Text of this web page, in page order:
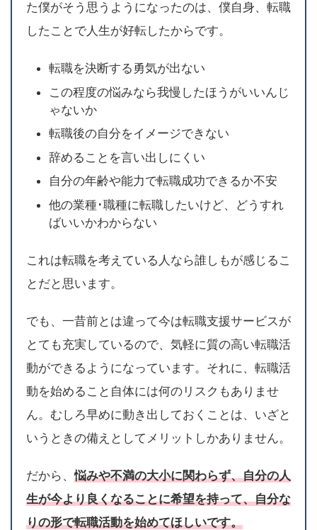
た僕がそう思うようになったのは、僕自身、転職
したことで人生が好転したからです。
転職を決断する勇気が出ない
この程度の悩みなら我慢したほうがいいんじ
ゃないか
転職後の自分をイメージできない
辞めることを言い出しにくい
自分の年齢や能力で転職成功できるか不安
他の業種･職種に転職したいけど、どうすれ
ばいいかわからない
これは転職を考えている人なら誰しもが感じるこ
とだと思います。
でも、一昔前とは違って今は転職支援サービスが
とても充実しているので、気軽に質の高い転職活
動ができるようになっています。それに、転職活
動を始めること自体には何のリスクもありませ
ん。むしろ早めに動き出しておくことは、いざと
いうときの備えとしてメリットしかありません。
だから、悩みや不満の大小に関わらず、自分の人
生が今より良くなることに希望を持って、自分な
りの形で転職活動を始めてほしいです。